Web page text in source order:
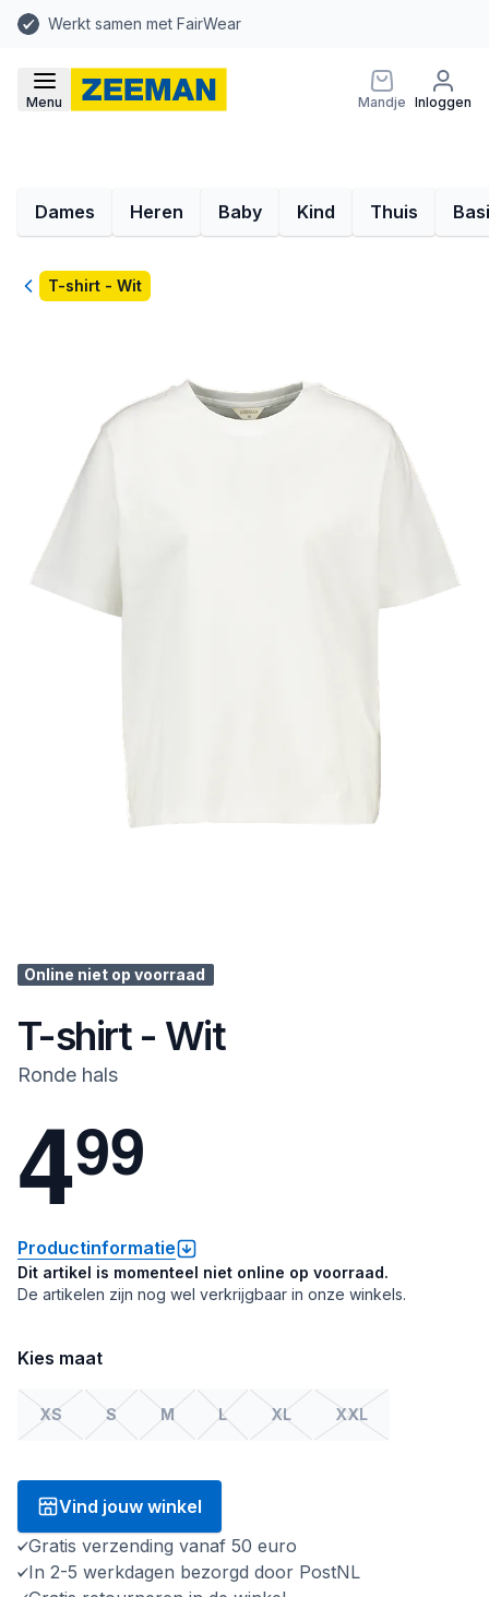
Werkt samen met FairWear
Menu Mandje Inloggen
Dames Heren Baby Kind Thuis
TerugT-shirt - Wit
Online niet op voorraad
T-shirt - Wit
Ronde hals
499
Productinformatie
Dit artikel is momenteel niet online op voorraad.
De artikelen zijn nog wel verkrijgbaar in onze winkels.
Kies maat
XS S M L XL XXL
Vind jouw winkel
Gratis verzending vanaf 50 euro
In 2-5 werkdagen bezorgd door PostNL